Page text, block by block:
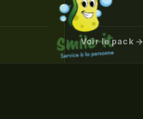
Voir le pack →